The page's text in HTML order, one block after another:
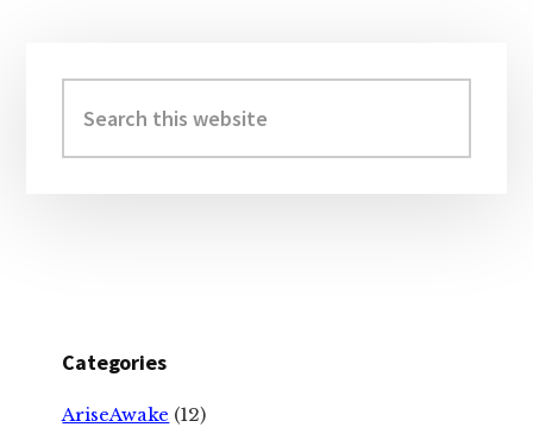
Sidebar
this
website
Categories
AriseAwake (12)